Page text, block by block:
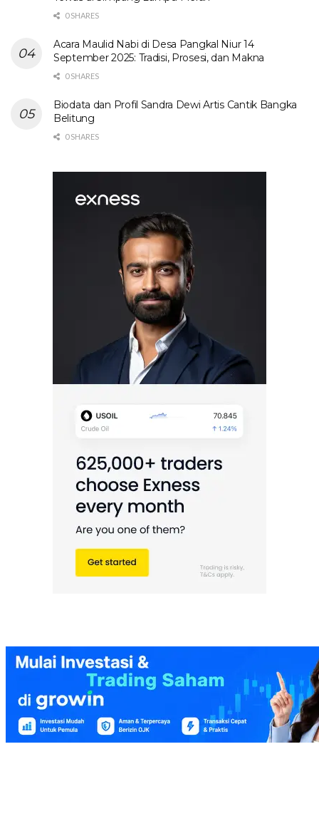
0 SHARES
Acara Maulid Nabi di Desa Pangkal Niur 14
September 2025: Tradisi, Prosesi, dan Makna
0 SHARES
Biodata dan Profil Sandra Dewi Artis Cantik Bangka
Belitung
0 SHARES